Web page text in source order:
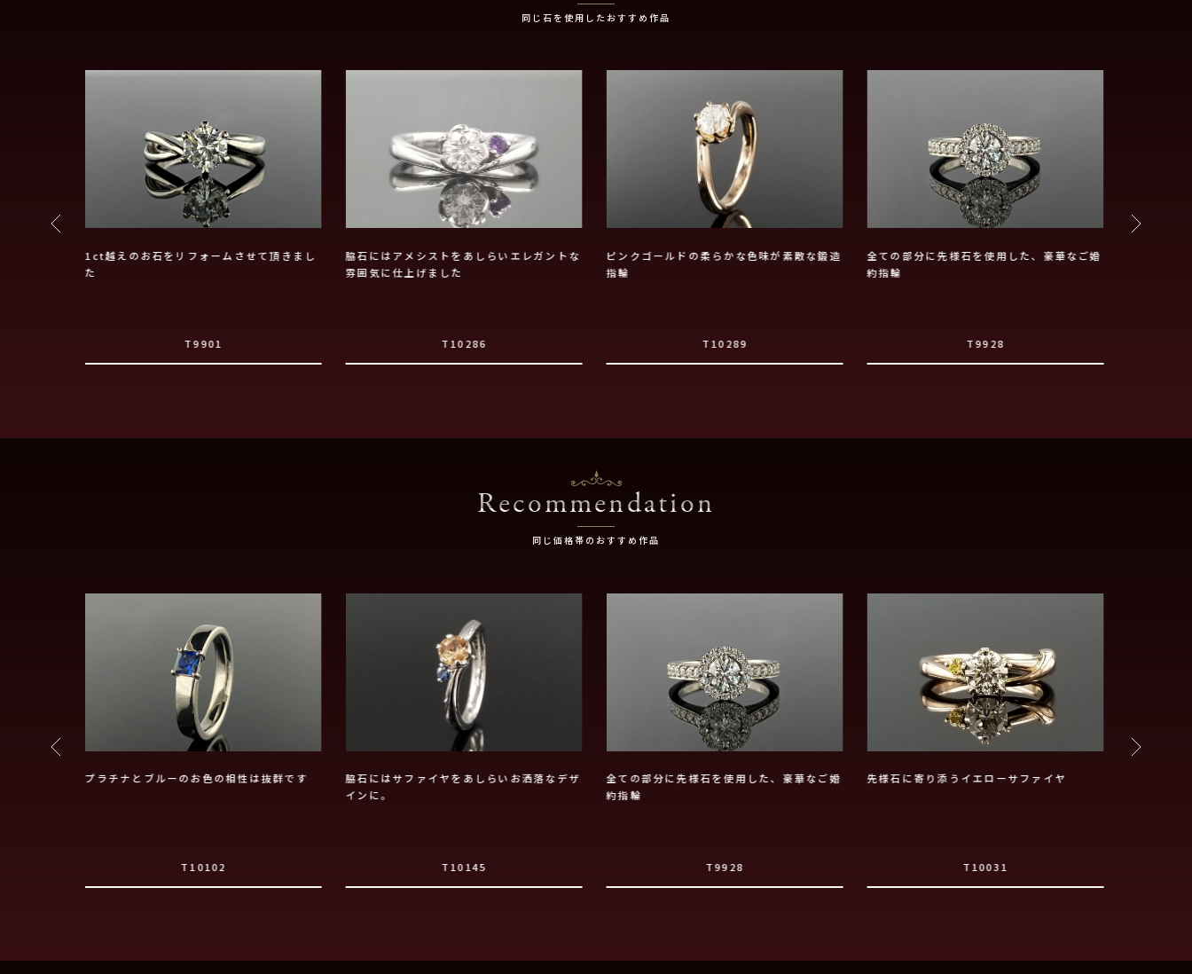
同じ石を使用したおすすめ作品
1ct越えのお石をリフォームさせて頂きまし
た
T9901
脇石にはアメシストをあしらいエレガントな
雰囲気に仕上げました
T10286
ピンクゴールドの柔らかな色味が素敵な鍛造
指輪
T10289
全ての部分に先様石を使用した、豪華なご婚
約指輪
T9928
Recommendation
同じ価格帯のおすすめ作品
プラチナとブルーのお色の相性は抜群です
T10102
脇石にはサファイヤをあしらいお洒落なデザ
インに。
T10145
全ての部分に先様石を使用した、豪華なご婚
約指輪
T9928
先様石に寄り添うイエローサファイヤ
T10031